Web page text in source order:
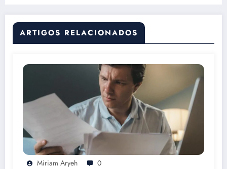
ARTIGOS RELACIONADOS
Miriam Aryeh 0